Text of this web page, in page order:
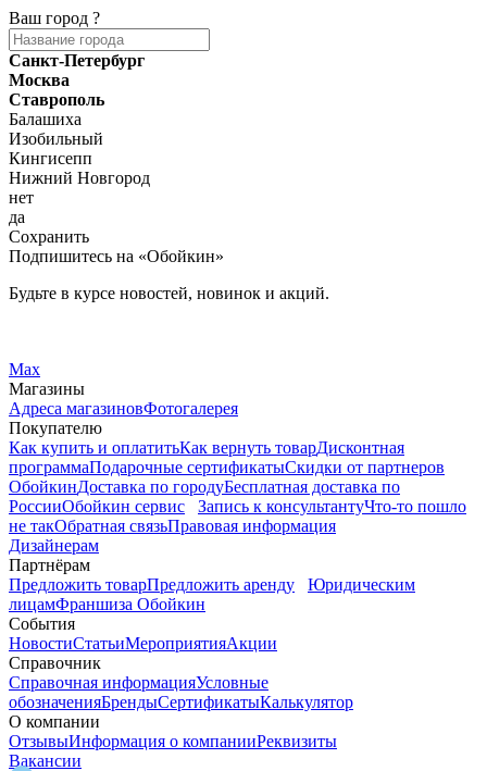
Ваш город ?
Санкт-Петербург
Москва
Ставрополь
Балашиха
Изобильный
Кингисепп
Нижний Новгород
нет
да
Сохранить
Подпишитесь на «Обойкин»
Будьте в курсе новостей, новинок и акций.
Max
Магазины
Адреса магазиновФотогалерея
Покупателю
Как купить и оплатитьКак вернуть товарДисконтная
программаПодарочные сертификатыСкидки от партнеров
ОбойкинДоставка по городуБесплатная доставка по
РоссииОбойкин сервис Запись к консультантуЧто-то пошло
не такОбратная связьПравовая информация
Дизайнерам
Партнёрам
Предложить товарПредложить аренду
Юридическим
лицамФраншиза Обойкин
События
НовостиСтатьиМероприятияАкции
Справочник
Справочная информацияУсловные
обозначенияБрендыСертификатыКалькулятор
О компании
ОтзывыИнформация о компанииРеквизиты
Вакансии